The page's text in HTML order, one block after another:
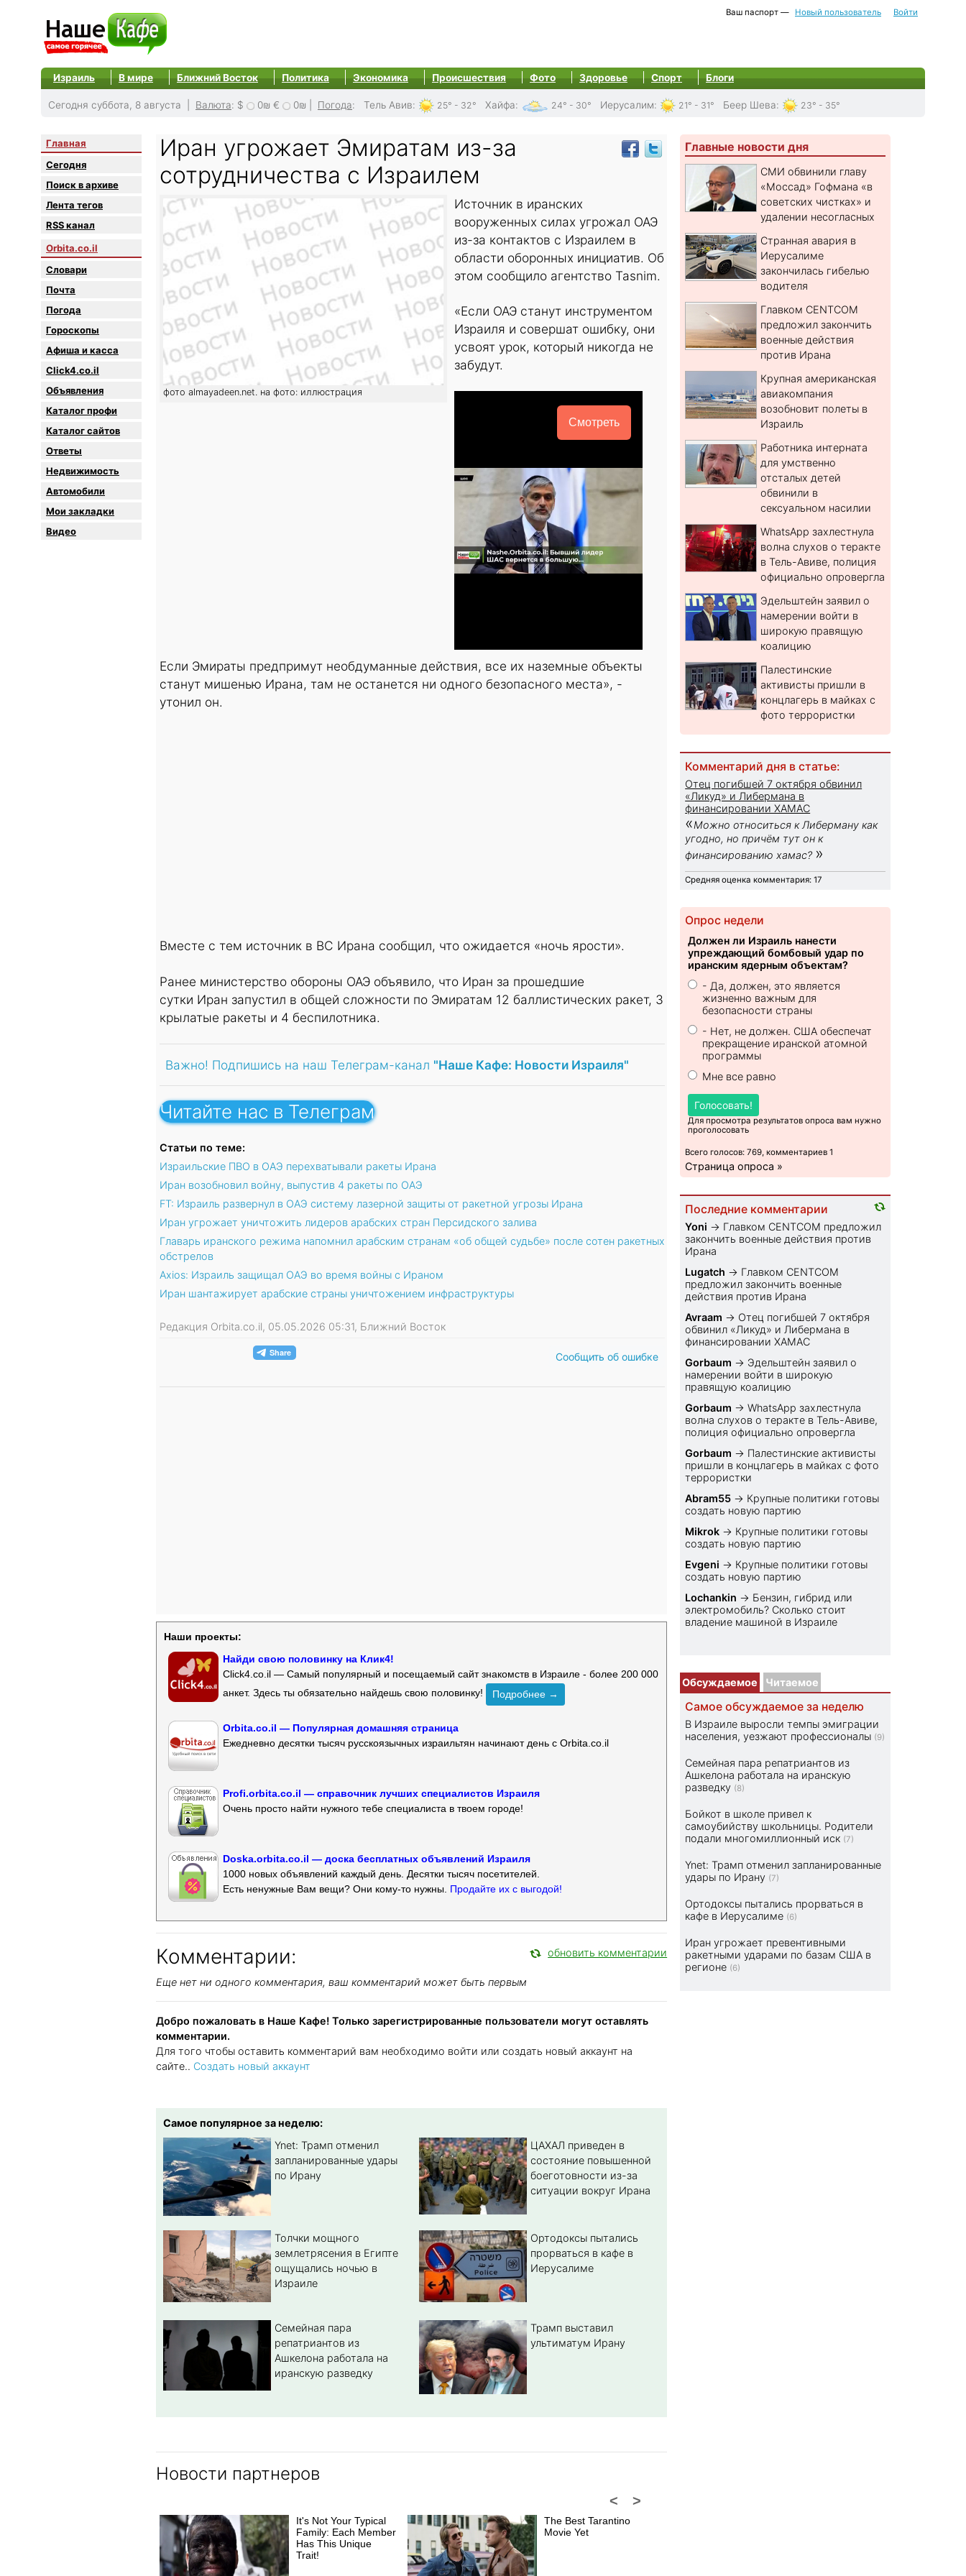
Ваш паспорт — Новый пользователь Войти
Израиль В мире Ближний Восток Политика Экономика Происшествия Фото Здоровье Спорт Блоги
Сегодня суббота, 8 августа | Валюта: $ 0₪ € 0₪ Погода: Тель Авив: 25° - 32° Хайфа: 24° - 30° Иерусалим: 21° - 31° Беер Шева: 23° - 35°
Главная
Сегодня
Поиск в архиве
Лента тегов
RSS канал
Orbita.co.il
Словари
Почта
Погода
Гороскопы
Афиша и касса
Click4.co.il
Объявления
Каталог профи
Каталог сайтов
Oтветы
Недвижимость
Автомобили
Мои закладки
Видео
Иран угрожает Эмиратам из-за
сотрудничества с Израилем
фото almayadeen.net. на фото: иллюстрация
Источник в иранских
вооруженных силах угрожал ОАЭ
из-за контактов с Израилем в
области оборонных инициатив. Об
этом сообщило агентство Tasnim.
«Если ОАЭ станут инструментом
Израиля и совершат ошибку, они
усвоят урок, который никогда не
забудут.
Смотреть
Если Эмираты предпримут необдуманные действия, все их наземные объекты
станут мишенью Ирана, там не останется ни одного безопасного места», -
утонил он.
Вместе с тем источник в ВС Ирана сообщил, что ожидается «ночь ярости».
Ранее министерство обороны ОАЭ объявило, что Иран за прошедшие
сутки Иран запустил в общей сложности по Эмиратам 12 баллистических ракет, 3
крылатые ракеты и 4 беспилотника.
Важно! Подпишись на наш Телеграм-канал "Наше Кафе: Новости Израиля"
Читайте нас в Телеграм
Статьи по теме:
Израильские ПВО в ОАЭ перехватывали ракеты Ирана
Иран возобновил войну, выпустив 4 ракеты по ОАЭ
FT: Израиль развернул в ОАЭ систему лазерной защиты от ракетной угрозы Ирана
Иран угрожает уничтожить лидеров арабских стран Персидского залива
Главарь иранского режима напомнил арабским странам «об общей судьбе» после сотен ракетных
обстрелов
Axios: Израиль защищал ОАЭ во время войны с Ираном
Иран шантажирует арабские страны уничтожением инфраструктуры
Редакция Orbita.co.il, 05.05.2026 05:31, Ближний Восток
Сообщить об ошибке
Наши проекты:
Найди свою половинку на Клик4!
Click4.co.il — Самый популярный и посещаемый сайт знакомств в Израиле - более 200 000
анкет. Здесь ты обязательно найдешь свою половинку!
Подробнее →
Orbita.co.il — Популярная домашняя страница
Ежедневно десятки тысяч русскоязычных израильтян начинают день с Orbita.co.il
Profi.orbita.co.il — справочник лучших специалистов Израиля
Очень просто найти нужного тебе специалиста в твоем городе!
Doska.orbita.co.il — доска бесплатных объявлений Израиля
1000 новых объявлений каждый день. Десятки тысяч посетителей.
Есть ненужные Вам вещи? Они кому-то нужны. Продайте их с выгодой!
Комментарии: обновить комментарии
Еще нет ни одного комментария, ваш комментарий может быть первым
Добро пожаловать в Наше Кафе! Только зарегистрированные пользователи могут оставлять
комментарии.
Для того чтобы оставить комментарий вам необходимо войти или создать новый аккаунт на
сайте.. Создать новый аккаунт
Самое популярное за неделю:
Ynet: Трамп отменил
запланированные удары
по Ирану
ЦАХАЛ приведен в
состояние повышенной
боеготовности из-за
ситуации вокруг Ирана
Толчки мощного
землетрясения в Египте
ощущались ночью в
Израиле
Ортодоксы пытались
прорваться в кафе в
Иерусалиме
Семейная пара
репатриантов из
Ашкелона работала на
иранскую разведку
Трамп выставил
ультиматум Ирану
Новости партнеров
>
<
It's Not Your Typical
Family: Each Member
Has This Unique
Trait!
The Best Tarantino
Movie Yet
Главные новости дня
СМИ обвинили главу
«Моссад» Гофмана «в
советских чистках» и
удалении несогласных
Странная авария в
Иерусалиме
закончилась гибелью
водителя
Главком CENTCOM
предложил закончить
военные действия
против Ирана
Крупная американская
авиакомпания
возобновит полеты в
Израиль
Работника интерната
для умственно
отсталых детей
обвинили в
сексуальном насилии
WhatsApp захлестнула
волна слухов о теракте
в Тель-Авиве, полиция
официально опровергла
Эдельштейн заявил о
намерении войти в
широкую правящую
коалицию
Палестинские
активисты пришли в
концлагерь в майках с
фото террористки
Комментарий дня в статье:
Отец погибшей 7 октября обвинил
«Ликуд» и Либермана в
финансировании ХАМАС
«Можно относиться к Либерману как
угодно, но причём тут он к
финансированию хамас? »
Средняя оценка комментария: 17
Опрос недели
Должен ли Израиль нанести
упреждающий бомбовый удар по
иранским ядерным объектам?
- Да, должен, это является
жизненно важным для
безопасности страны
- Нет, не должен. США обеспечат
прекращение иранской атомной
программы
Мне все равно
Голосовать!
Для просмотра результатов опроса вам нужно
проголосовать
Всего голосов: 769, комментариев 1
Страница опроса »
Последние комментарии
Yoni → Главком CENTCOM предложил
закончить военные действия против
Ирана
Lugatch → Главком CENTCOM
предложил закончить военные
действия против Ирана
Avraam → Отец погибшей 7 октября
обвинил «Ликуд» и Либермана в
финансировании ХАМАС
Gorbaum → Эдельштейн заявил о
намерении войти в широкую
правящую коалицию
Gorbaum →WhatsApp захлестнула
волна слухов о теракте в Тель-Авиве,
полиция официально опровергла
Gorbaum → Палестинские активисты
пришли в концлагерь в майках с фото
террористки
Abram55 → Крупные политики готовы
создать новую партию
Mikrok → Крупные политики готовы
создать новую партию
Evgeni → Крупные политики готовы
создать новую партию
Lochankin → Бензин, гибрид или
электромобиль? Cколько стоит
владение машиной в Израиле
Обсуждаемое Читаемое
Самое обсуждаемое за неделю
В Израиле выросли темпы эмиграции
населения, уезжают профессионалы (9)
Семейная пара репатриантов из
Ашкелона работала на иранскую
разведку (8)
Бойкот в школе привел к
самоубийству школьницы. Родители
подали многомиллионный иск (7)
Ynet: Трамп отменил запланированные
удары по Ирану (7)
Ортодоксы пытались прорваться в
кафе в Иерусалиме (6)
Иран угрожает превентивными
ракетными ударами по базам США в
регионе (6)